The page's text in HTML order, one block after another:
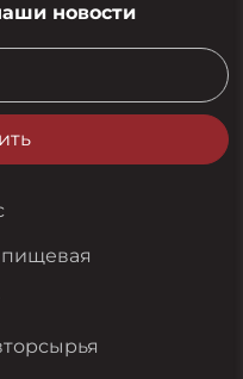
новости
пищевая